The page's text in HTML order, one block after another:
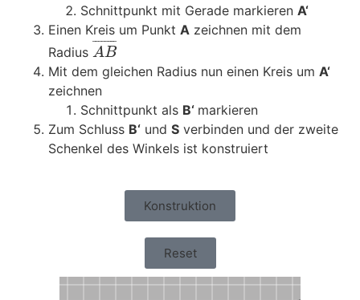
Schnittpunkt mit Gerade markieren A‘
Einen Kreis um Punkt A zeichnen mit dem
Radius AB
¯ ¯
¯¯¯¯¯¯
Mit dem gleichen Radius nun einen Kreis um A‘
zeichnen
Schnittpunkt als B‘ markieren
Zum Schluss B‘ und S verbinden und der zweite
Schenkel des Winkels ist konstruiert
Konstruktion
Reset